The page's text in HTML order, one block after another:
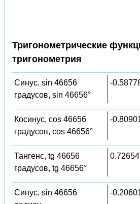
Тригонометрические
тригонометрия
Синус, sin 46656
градусов, sin 46656°
-
Косинус, cos 46656
градусов, cos 46656°
-
Тангенс, tg 46656
градусов, tg 46656°
Синус, sin 46656
-